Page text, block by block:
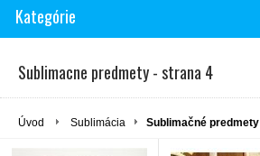
Kategórie
Sublimacne predmety - strana 4
Úvod Sublimácia Sublimačné predmety